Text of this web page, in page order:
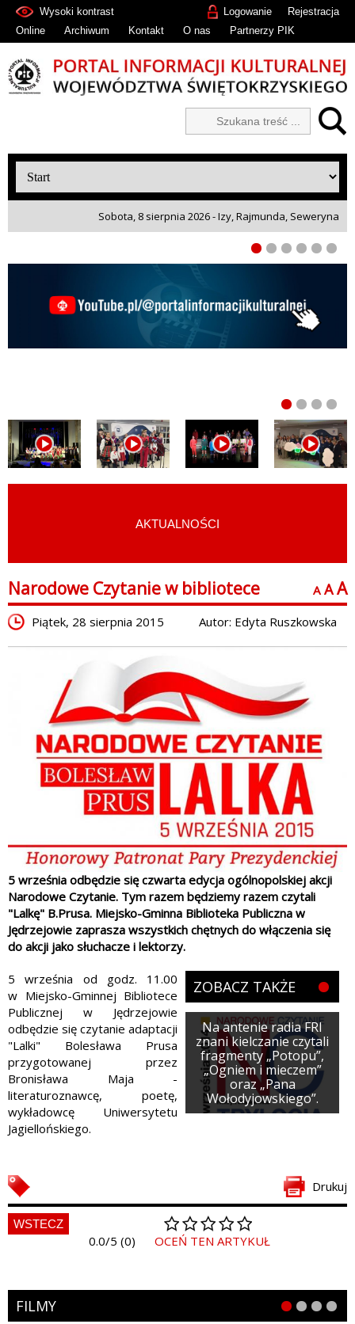
Rejestracja
Logowanie
Wysoki kontrast
Online
Archiwum Kontakt O nas Partnerzy PIK
Sobota, 8 sierpnia 2026 - Izy, Rajmunda, Seweryna
AKTUALNOŚCI
Narodowe Czytanie w bibliotece A A A
Piątek, 28 sierpnia 2015 Autor: Edyta Ruszkowska
5 września odbędzie się czwarta edycja ogólnopolskiej akcji
Narodowe Czytanie. Tym razem będziemy razem czytali
"Lalkę" B.Prusa. Miejsko-Gminna Biblioteka Publiczna w
Jędrzejowie zaprasza wszystkich chętnych do włączenia się
do akcji jako słuchacze i lektorzy.
ZOBACZ TAKŻE
Na antenie radia FRI
znani kielczanie czytali
fragmenty „Potopu”,
„Ogniem i mieczem”
oraz „Pana
Wołodyjowskiego”.
5 września od godz. 11.00
w Miejsko-Gminnej Bibliotece
Publicznej w Jędrzejowie
odbędzie się czytanie adaptacji
"Lalki" Bolesława Prusa
przygotowanej przez
Bronisława Maja -
literaturoznawcę, poetę,
wykładowcę Uniwersytetu
Jagiellońskiego.
Drukuj
WSTECZ
0.0/5 (0) OCEŃ TEN ARTYKUŁ
FILMY